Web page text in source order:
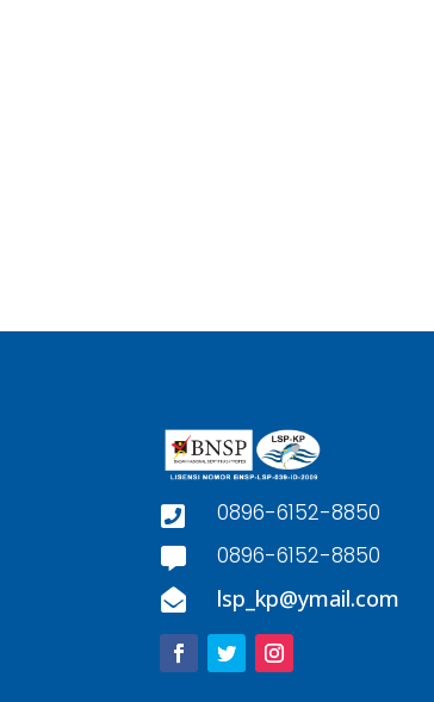
 0896-6152-8850
 0896-6152-8850
 lsp_kp@ymail.com